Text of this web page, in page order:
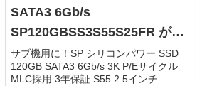
SATA3 6Gb/s
SP120GBSS3S55S25FR がタ
イムセールで4,227円！
サブ機用に！SP シリコンパワー SSD
120GB SATA3 6Gb/s 3K P/Eサイクル
MLC採用 3年保証 S55 2.5インチ